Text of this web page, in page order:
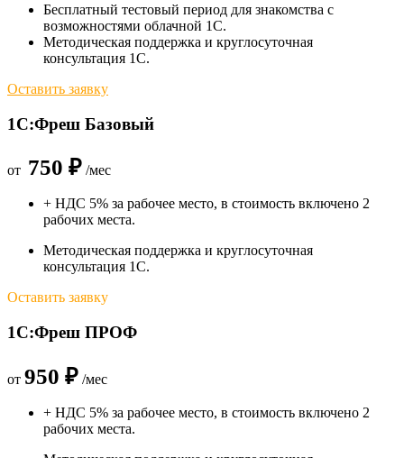
Бесплатный тестовый период для знакомства с
возможностями облачной 1С.
Методическая поддержка и круглосуточная
консультация 1С.
Оставить заявку
1С:Фреш Базовый
от 750 ₽ /мес
+ НДС 5% за рабочее место, в стоимость включено 2
рабочих места.
Методическая поддержка и круглосуточная
консультация 1С.
Оставить заявку
1С:Фреш ПРОФ
от 950 ₽ /мес
+ НДС 5% за рабочее место, в стоимость включено 2
рабочих места.